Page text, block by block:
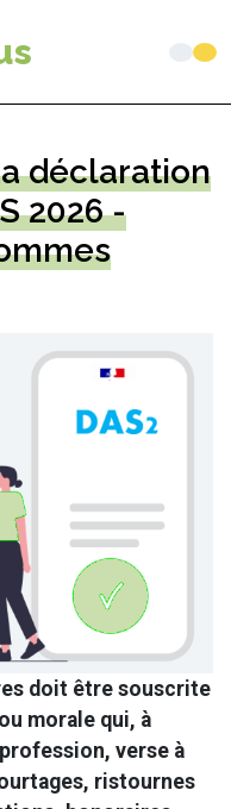
déclaration
2026 -
doit être souscrite
morale qui, à
verse à
ristournes